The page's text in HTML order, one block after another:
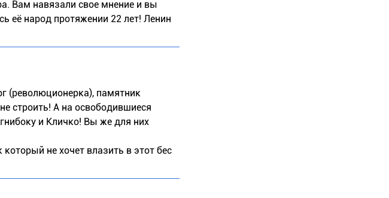
Вам навязали свое мнение и вы
её народ протяжении 22 лет! Ленин
(революционерка), памятник
строить! А на освободившиеся
и Кличко! Вы же для них
не хочет влазить в этот бес